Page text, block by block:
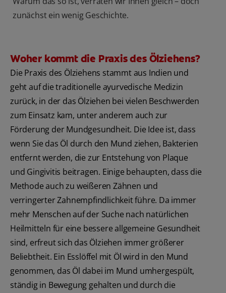
zunächst ein wenig Geschichte.
Woher kommt die Praxis des Ölziehens?
Die Praxis des Ölziehens stammt aus Indien und
geht auf die traditionelle ayurvedische Medizin
zurück, in der das Ölziehen bei vielen Beschwerden
zum Einsatz kam, unter anderem auch zur
Förderung der Mundgesundheit. Die Idee ist, dass
wenn Sie das Öl durch den Mund ziehen, Bakterien
entfernt werden, die zur Entstehung von Plaque
und Gingivitis beitragen. Einige behaupten, dass die
Methode auch zu weißeren Zähnen und
verringerter Zahnempfindlichkeit führe. Da immer
mehr Menschen auf der Suche nach natürlichen
Heilmitteln für eine bessere allgemeine Gesundheit
sind, erfreut sich das Ölziehen immer größerer
Beliebtheit. Ein Esslöffel mit Öl wird in den Mund
genommen, das Öl dabei im Mund umhergespült,
ständig in Bewegung gehalten und durch die